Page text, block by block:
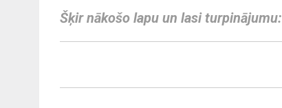
Šķir nākošo lapu un lasi turpinājumu: